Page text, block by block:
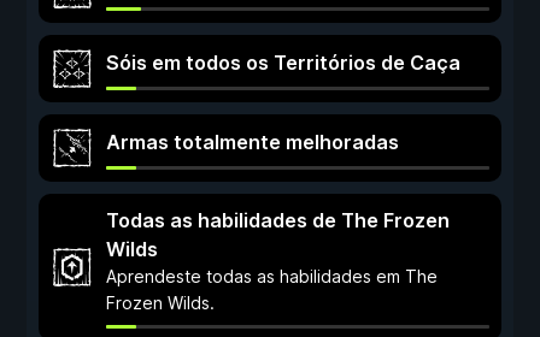
Sóis em todos os Territórios de Caça
Armas totalmente melhoradas
Todas as habilidades de The Frozen
Wilds
Aprendeste todas as habilidades em The
Frozen Wilds.